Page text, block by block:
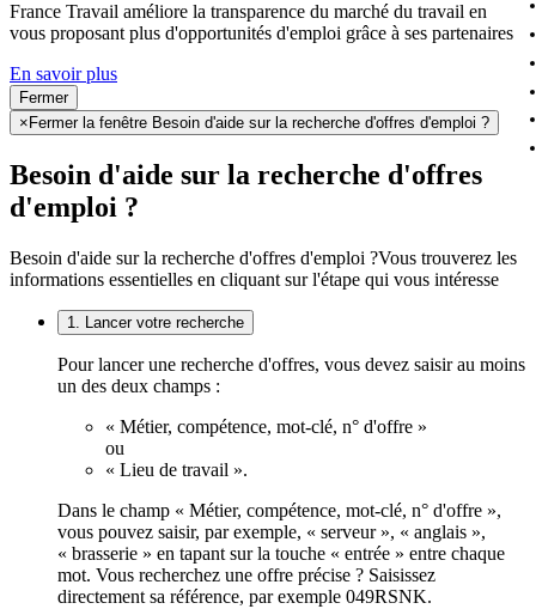
France Travail améliore la transparence du marché du travail en
vous proposant plus d'opportunités d'emploi grâce à ses partenaires
En savoir plus
Fermer
× Fermer la fenêtre Besoin d'aide sur la recherche d'offres d'emploi ?
Besoin d'aide sur la recherche d'offres
d'emploi ?
Besoin d'aide sur la recherche d'offres d'emploi ?Vous trouverez les
informations essentielles en cliquant sur l'étape qui vous intéresse
1. Lancer votre recherche
Pour lancer une recherche d'offres, vous devez saisir au moins
un des deux champs :
« Métier, compétence, mot-clé, n° d'offre »
ou
« Lieu de travail ».
Dans le champ « Métier, compétence, mot-clé, n° d'offre »,
vous pouvez saisir, par exemple, « serveur », « anglais »,
« brasserie » en tapant sur la touche « entrée » entre chaque
mot. Vous recherchez une offre précise ? Saisissez
directement sa référence, par exemple 049RSNK.